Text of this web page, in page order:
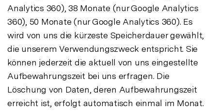
Analytics 360), 38 Monate (nur Google Analytics
360), 50 Monate (nur Google Analytics 360). Es
wird von uns die kürzeste Speicherdauer gewählt,
die unserem Verwendungszweck entspricht. Sie
können jederzeit die aktuell von uns eingestellte
Aufbewahrungszeit bei uns erfragen. Die
Löschung von Daten, deren Aufbewahrungszeit
erreicht ist, erfolgt automatisch einmal im Monat.